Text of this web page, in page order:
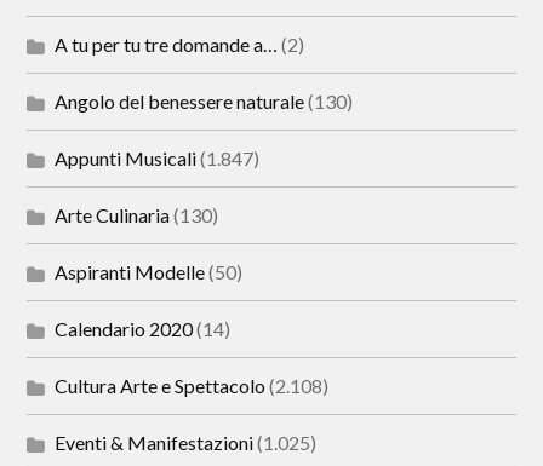
A tu per tu tre domande a… (2)
Angolo del benessere naturale(130)
Appunti Musicali(1.847)
Arte Culinaria(130)
Aspiranti Modelle(50)
Calendario 2020(14)
Cultura Arte e Spettacolo (2.108)
Eventi & Manifestazioni(1.025)